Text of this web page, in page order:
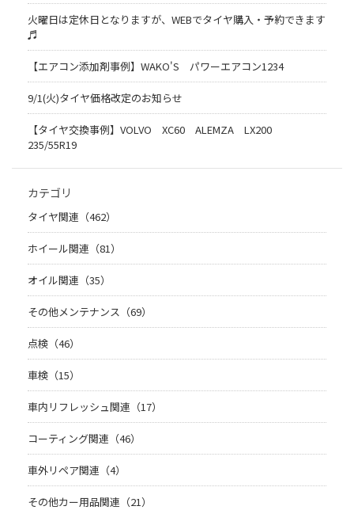
火曜日は定休日となりますが、WEBでタイヤ購入・予約できます
♬
【エアコン添加剤事例】WAKO'S パワーエアコン1234
9/1(火)タイヤ価格改定のお知らせ
【タイヤ交換事例】VOLVO XC60 ALEMZA LX200
235/55R19
カテゴリ
タイヤ関連（462）
ホイール関連（81）
オイル関連（35）
その他メンテナンス（69）
点検（46）
車検（15）
車内リフレッシュ関連（17）
コーティング関連（46）
車外リペア関連（4）
その他カー用品関連（21）